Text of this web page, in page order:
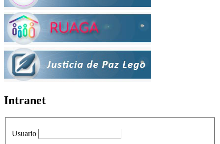
Intranet
Usuario